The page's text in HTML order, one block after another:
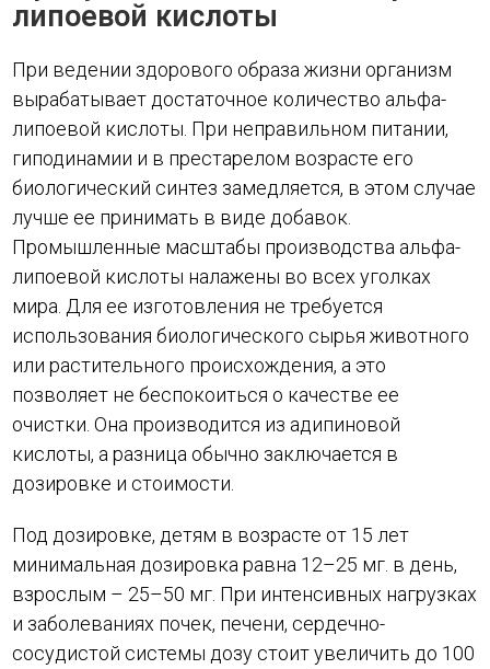
липоевой кислоты
При ведении здорового образа жизни организм
вырабатывает достаточное количество альфа-
липоевой кислоты. При неправильном питании,
гиподинамии и в престарелом возрасте его
биологический синтез замедляется, в этом случае
лучше ее принимать в виде добавок.
Промышленные масштабы производства альфа-
липоевой кислоты налажены во всех уголках
мира. Для ее изготовления не требуется
использования биологического сырья животного
или растительного происхождения, а это
позволяет не беспокоиться о качестве ее
очистки. Она производится из адипиновой
кислоты, а разница обычно заключается в
дозировке и стоимости.
Под дозировке, детям в возрасте от 15 лет
минимальная дозировка равна 12–25 мг. в день,
взрослым – 25–50 мг. При интенсивных нагрузках
и заболеваниях почек, печени, сердечно-
сосудистой системы дозу стоит увеличить до 100